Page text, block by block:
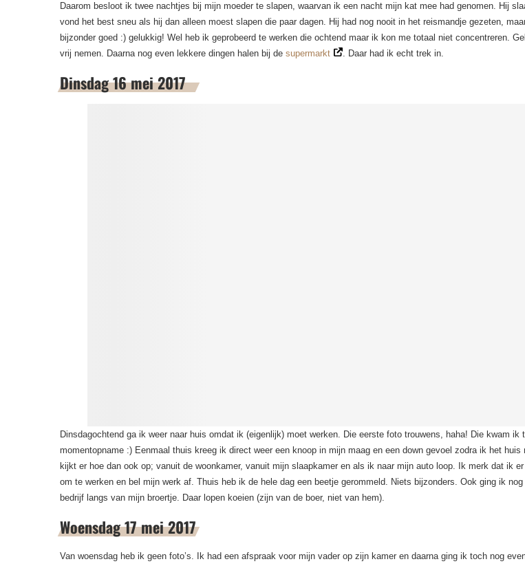
Daarom besloot ik twee nachtjes bij mijn moeder te slapen, waarvan ik een nacht mijn kat mee had genomen. Hij
vond het best sneu als hij dan alleen moest slapen die paar dagen. Hij had nog nooit in het reismandje gezeten,
bijzonder goed :) gelukkig! Wel heb ik geprobeerd te werken die ochtend maar ik kon me totaal niet concentreren.
vrij nemen. Daarna nog even lekkere dingen halen bij de supermarkt . Daar had ik echt trek in.
Dinsdag 16 mei 2017
Dinsdagochtend ga ik weer naar huis omdat ik (eigenlijk) moet werken. Die eerste foto trouwens, haha! Die kwam ik
momentopname :) Eenmaal thuis kreeg ik direct weer een knoop in mijn maag en een down gevoel zodra ik het
kijkt er hoe dan ook op; vanuit de woonkamer, vanuit mijn slaapkamer en als ik naar mijn auto loop. Ik merk dat ik
om te werken en bel mijn werk af. Thuis heb ik de hele dag een beetje gerommeld. Niets bijzonders. Ook ging ik
bedrijf langs van mijn broertje. Daar lopen koeien (zijn van de boer, niet van hem).
Woensdag 17 mei 2017
Van woensdag heb ik geen foto’s. Ik had een afspraak voor mijn vader op zijn kamer en daarna ging ik toch nog